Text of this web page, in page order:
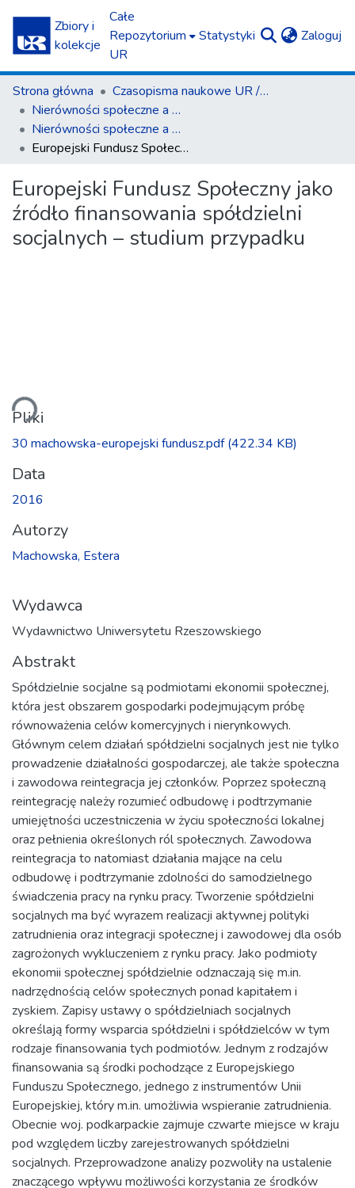
Zbiory i
kolekcje
Całe
Repozytorium
UR
Statystyki Zaloguj
Strona główna
Czasopisma naukowe UR / Scientific Journals
Nierówności społeczne a wzrost gospodarczy
Nierówności społeczne a wzrost gospodarczy z. 48(4)/2016
Europejski Fundusz Społeczny jako źródło finansowania spółdzielni socjalnych – studium przypadku
Europejski Fundusz Społeczny jako
źródło finansowania spółdzielni
socjalnych – studium przypadku
Pliki
30 machowska-europejski fundusz.pdf(422.34 KB)
Data
2016
Autorzy
Machowska, Estera
Wydawca
Wydawnictwo Uniwersytetu Rzeszowskiego
Abstrakt
Spółdzielnie socjalne są podmiotami ekonomii społecznej,
która jest obszarem gospodarki podejmującym próbę
równoważenia celów komercyjnych i nierynkowych.
Głównym celem działań spółdzielni socjalnych jest nie tylko
prowadzenie działalności gospodarczej, ale także społeczna
i zawodowa reintegracja jej członków. Poprzez społeczną
reintegrację należy rozumieć odbudowę i podtrzymanie
umiejętności uczestniczenia w życiu społeczności lokalnej
oraz pełnienia określonych ról społecznych. Zawodowa
reintegracja to natomiast działania mające na celu
odbudowę i podtrzymanie zdolności do samodzielnego
świadczenia pracy na rynku pracy. Tworzenie spółdzielni
socjalnych ma być wyrazem realizacji aktywnej polityki
zatrudnienia oraz integracji społecznej i zawodowej dla osób
zagrożonych wykluczeniem z rynku pracy. Jako podmioty
ekonomii społecznej spółdzielnie odznaczają się m.in.
nadrzędnością celów społecznych ponad kapitałem i
zyskiem. Zapisy ustawy o spółdzielniach socjalnych
określają formy wsparcia spółdzielni i spółdzielców w tym
rodzaje finansowania tych podmiotów. Jednym z rodzajów
finansowania są środki pochodzące z Europejskiego
Funduszu Społecznego, jednego z instrumentów Unii
Europejskiej, który m.in. umożliwia wspieranie zatrudnienia.
Obecnie woj. podkarpackie zajmuje czwarte miejsce w kraju
pod względem liczby zarejestrowanych spółdzielni
socjalnych. Przeprowadzone analizy pozwoliły na ustalenie
znaczącego wpływu możliwości korzystania ze środków